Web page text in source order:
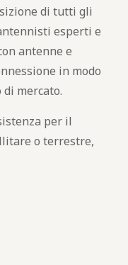
di tutti gli
esperti e
antenne e
in modo
di mercato.
per il
o terrestre,